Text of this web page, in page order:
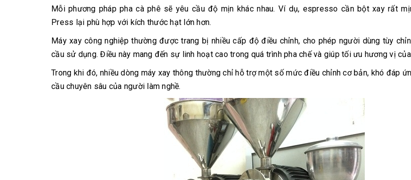
Mỗi phương pháp pha cà phê sẽ yêu cầu độ mịn khác nhau. Ví dụ, espresso cần bột xay rất
Press lại phù hợp với kích thước hạt lớn hơn.
Máy xay công nghiệp thường được trang bị nhiều cấp độ điều chỉnh, cho phép người dùng tùy
cầu sử dụng. Điều này mang đến sự linh hoạt cao trong quá trình pha chế và giúp tối ưu hương vị
Trong khi đó, nhiều dòng máy xay thông thường chỉ hỗ trợ một số mức điều chỉnh cơ bản, khó đáp
cầu chuyên sâu của người làm nghề.